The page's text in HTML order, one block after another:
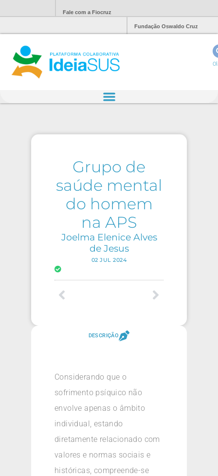
Fale com a Fiocruz
Fundação Oswaldo Cruz
Grupo de
saúde mental
do homem
na APS
Joelma Elenice Alves
de Jesus
02 JUL 2024
DESCRIÇÃO
Considerando que o
sofrimento psíquico não
envolve apenas o âmbito
individual, estando
diretamente relacionado com
valores e normas sociais e
históricas, compreende-se